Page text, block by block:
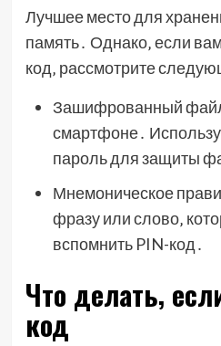
Лучшее место для
память․ Однако‚ если
код‚ рассмотрите
Зашифрованный
смартфоне․
пароль для защиты
Мнемоническое
фразу или слово‚
вспомнить PIN-код․
Что делать‚
код